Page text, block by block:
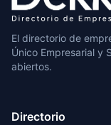
El directorio de
Único Empresarial y
abiertos.
Directorio